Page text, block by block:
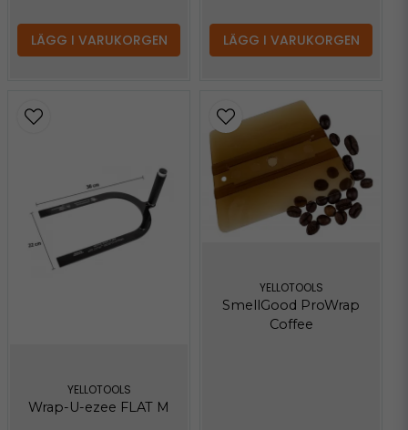
LÄGG I VARUKORGEN LÄGG I VARUKORGEN
YELLOTOOLS
Wrap-U-ezee FLAT M
YELLOTOOLS
SmellGood ProWrap
Coffee